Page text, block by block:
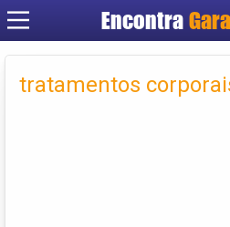
Encontra
Criar
tratamentos